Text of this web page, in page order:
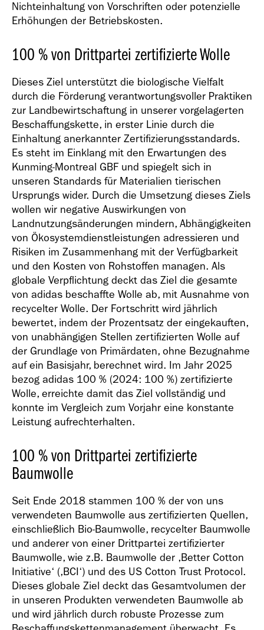
Nichteinhaltung von Vorschriften oder potenzielle
Erhöhungen der Betriebskosten.
100 % von Drittpartei zertifizierte Wolle
Dieses Ziel unterstützt die biologische Vielfalt
durch die Förderung verantwortungsvoller Praktiken
zur Landbewirtschaftung in unserer vorgelagerten
Beschaffungskette, in erster Linie durch die
Einhaltung anerkannter Zertifizierungsstandards.
Es steht im Einklang mit den Erwartungen des
Kunming-Montreal GBF und spiegelt sich in
unseren Standards für Materialien tierischen
Ursprungs wider. Durch die Umsetzung dieses Ziels
wollen wir negative Auswirkungen von
Landnutzungsänderungen mindern, Abhängigkeiten
von Ökosystemdienstleistungen adressieren und
Risiken im Zusammenhang mit der Verfügbarkeit
und den Kosten von Rohstoffen managen. Als
globale Verpflichtung deckt das Ziel die gesamte
von adidas beschaffte Wolle ab, mit Ausnahme von
recycelter Wolle. Der Fortschritt wird jährlich
bewertet, indem der Prozentsatz der eingekauften,
von unabhängigen Stellen zertifizierten Wolle auf
der Grundlage von Primärdaten, ohne Bezugnahme
auf ein Basisjahr, berechnet wird. Im Jahr 2025
bezog adidas 100 % (2024: 100 %) zertifizierte
Wolle, erreichte damit das Ziel vollständig und
konnte im Vergleich zum Vorjahr eine konstante
Leistung aufrechterhalten.
100 % von Drittpartei zertifizierte
Baumwolle
Seit Ende 2018 stammen 100 % der von uns
verwendeten Baumwolle aus zertifizierten Quellen,
einschließlich Bio-Baumwolle, recycelter Baumwolle
und anderer von einer Drittpartei zertifizierter
Baumwolle, wie z.B. Baumwolle der ,Better Cotton
Initiative‘ (,BCI‘) und des US Cotton Trust Protocol.
Dieses globale Ziel deckt das Gesamtvolumen der
in unseren Produkten verwendeten Baumwolle ab
und wird jährlich durch robuste Prozesse zum